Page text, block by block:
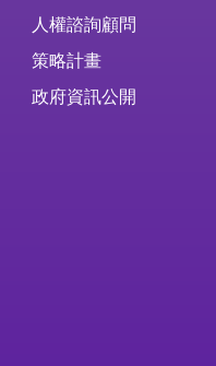
人權諮詢顧問
策略計畫
政府資訊公開